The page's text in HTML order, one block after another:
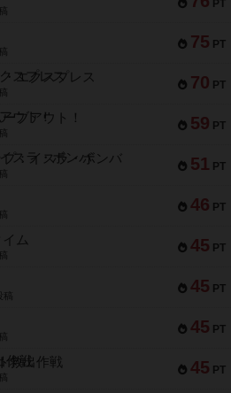
PT
75 PT
70 PT
エクスプレス
59 PT
ブアウト！
51 PT
：イスラ・ボンバ
46 PT
45 PT
ム
45 PT
稿
45 PT
45 PT
救出作戦